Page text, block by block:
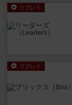
リプレイ
リプレイ